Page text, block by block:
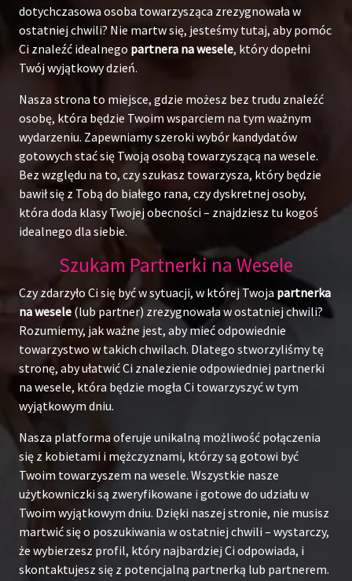
dotychczasowa osoba towarzysząca zrezygnowała w
ostatniej chwili? Nie martw się, jesteśmy tutaj, aby pomóc
Ci znaleźć idealnego partnera na wesele, który dopełni
Twój wyjątkowy dzień.
Nasza strona to miejsce, gdzie możesz bez trudu znaleźć
osobę, która będzie Twoim wsparciem na tym ważnym
wydarzeniu. Zapewniamy szeroki wybór kandydatów
gotowych stać się Twoją osobą towarzyszącą na wesele.
Bez względu na to, czy szukasz towarzysza, który będzie
bawił się z Tobą do białego rana, czy dyskretnej osoby,
która doda klasy Twojej obecności – znajdziesz tu kogoś
idealnego dla siebie.
Szukam Partnerki na Wesele
Czy zdarzyło Ci się być w sytuacji, w której Twoja partnerka
na wesele (lub partner) zrezygnowała w ostatniej chwili?
Rozumiemy, jak ważne jest, aby mieć odpowiednie
towarzystwo w takich chwilach. Dlatego stworzyliśmy tę
stronę, aby ułatwić Ci znalezienie odpowiedniej partnerki
na wesele, która będzie mogła Ci towarzyszyć w tym
wyjątkowym dniu.
Nasza platforma oferuje unikalną możliwość połączenia
się z kobietami i mężczyznami, którzy są gotowi być
Twoim towarzyszem na wesele. Wszystkie nasze
użytkowniczki są zweryfikowane i gotowe do udziału w
Twoim wyjątkowym dniu. Dzięki naszej stronie, nie musisz
martwić się o poszukiwania w ostatniej chwili – wystarczy,
że wybierzesz profil, który najbardziej Ci odpowiada, i
skontaktujesz się z potencjalną partnerką lub partnerem.